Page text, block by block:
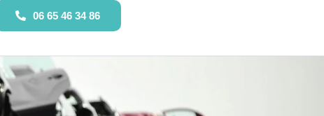
06 65 46 34 86